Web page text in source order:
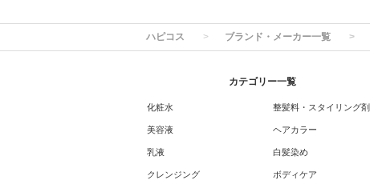
ハピコス ブランド・メーカー一覧
カテゴリー一覧
化粧水
美容液
乳液
クレンジング
整髪料・スタイリング剤
ヘアカラー
白髪染め
ボディケア